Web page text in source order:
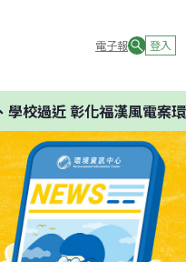
電子報 登入
校過近 彰化福漢風電案環